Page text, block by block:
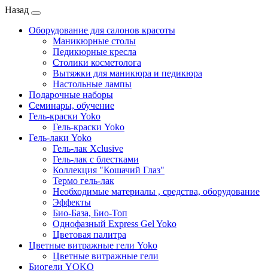
Назад
Оборудование для салонов красоты
Маникюрные столы
Педикюрные кресла
Столики косметолога
Вытяжки для маникюра и педикюра
Настольные лампы
Подарочные наборы
Семинары, обучение
Гель-краски Yoko
Гель-краски Yoko
Гель-лаки Yoko
Гель-лак Xclusive
Гель-лак с блестками
Коллекция "Кошачий Глаз"
Термо гель-лак
Необходимые материалы , средства, оборудование
Эффекты
Био-База, Био-Топ
Однофазный Express Gel Yoko
Цветовая палитра
Цветные витражные гели Yoko
Цветные витражные гели
Биогели YOKO